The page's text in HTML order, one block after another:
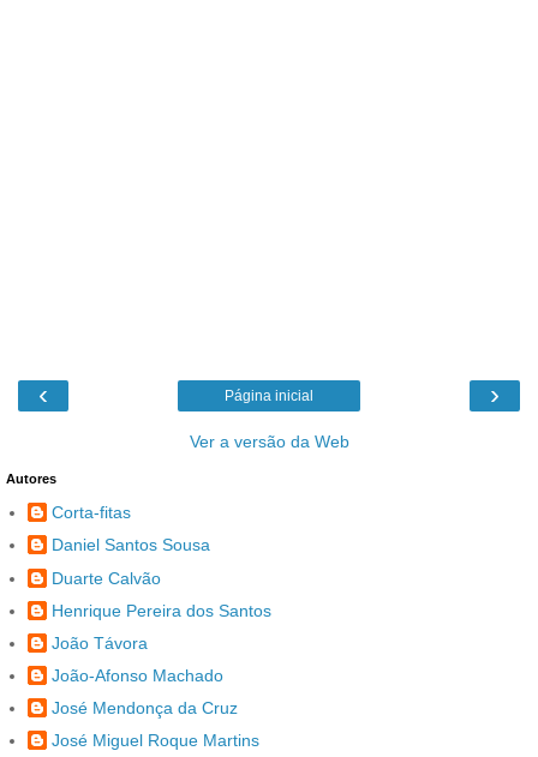
‹ ›
Página inicial
Ver a versão da Web
Autores
Corta-fitas
Daniel Santos Sousa
Duarte Calvão
Henrique Pereira dos Santos
João Távora
João-Afonso Machado
José Mendonça da Cruz
José Miguel Roque Martins